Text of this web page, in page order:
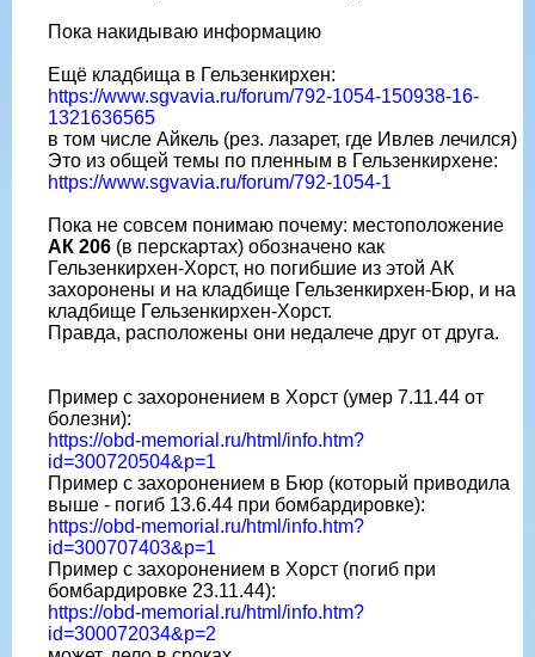
Пока накидываю информацию
Ещё кладбища в Гельзенкирхен:
https://www.sgvavia.ru/forum/792-1054-150938-16-
1321636565
в том числе Айкель (рез. лазарет, где Ивлев лечился)
Это из общей темы по пленным в Гельзенкирхене:
https://www.sgvavia.ru/forum/792-1054-1
Пока не совсем понимаю почему: местоположение
АК 206 (в перскартах) обозначено как
Гельзенкирхен-Хорст, но погибшие из этой АК
захоронены и на кладбище Гельзенкирхен-Бюр, и на
кладбище Гельзенкирхен-Хорст.
Правда, расположены они недалече друг от друга.
Пример с захоронением в Хорст (умер 7.11.44 от
болезни):
https://obd-memorial.ru/html/info.htm?
id=300720504&p=1
Пример с захоронением в Бюр (который приводила
выше - погиб 13.6.44 при бомбардировке):
https://obd-memorial.ru/html/info.htm?
id=300707403&p=1
Пример с захоронением в Хорст (погиб при
бомбардировке 23.11.44):
https://obd-memorial.ru/html/info.htm?
id=300072034&p=2